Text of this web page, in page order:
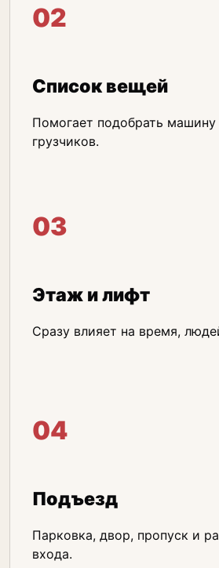
02
Список вещей
Помогает подобрать машину
грузчиков.
03
Этаж и лифт
Сразу влияет на время,
04
Подъезд
Парковка, двор, пропуск и
входа.